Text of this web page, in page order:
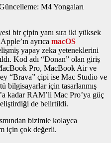
bir çipin yanı sıra iki yüksek
ayrıca macOS
yapay zeka yeteneklerini
Kod adı “Donan” olan giriş
Pro, MacBook Air ve
“Brava” çipi ise Mac Studio ve
bilgisayarlar için tasarlanmış
kadar RAM’li Mac Pro’ya güç
de belirtildi.
bizimle kolayca
için çok değerli.